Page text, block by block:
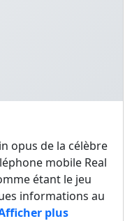
opus de la célèbre
mobile Real
étant le jeu
informations au
plus